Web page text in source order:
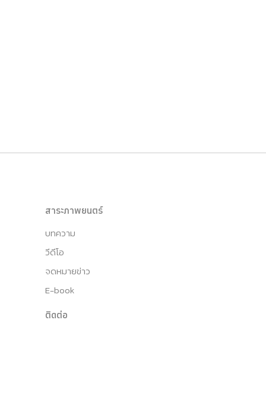
สาระภาพยนตร์
บทความ
วีดีโอ
จดหมายข่าว
E-book
ติดต่อ